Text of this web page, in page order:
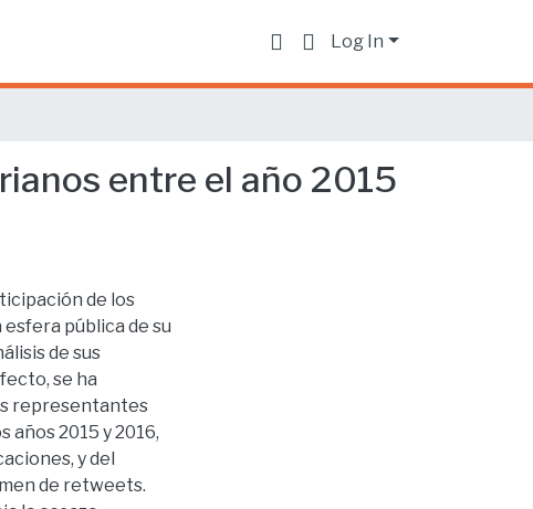
Log In
entre el año 2015
de los
pública de su
de sus
se ha
representantes
años 2015 y 2016,
y del
de retweets.